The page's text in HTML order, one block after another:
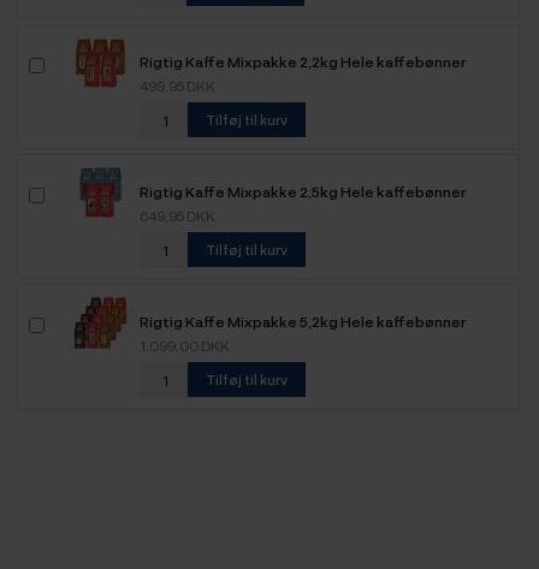
Rigtig Kaffe Mixpakke 2,2kg Hele kaffebønner
499,95 DKK
Tilføj til kurv
Rigtig Kaffe Mixpakke 2,5kg Hele kaffebønner
649,95 DKK
Tilføj til kurv
Rigtig Kaffe Mixpakke 5,2kg Hele kaffebønner
1.099,00 DKK
Tilføj til kurv